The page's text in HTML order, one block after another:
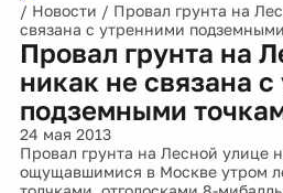
/ Новости / Провал грунта на
связана с утренними
Провал грунта на
никак не связана
подземными
24 мая 2013
Провал грунта на Лесной улице
ощущавшимися в Москве утром